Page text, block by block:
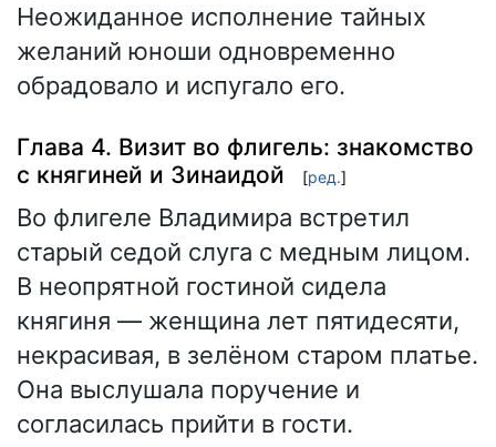
Неожиданное исполнение тайных
желаний юноши одновременно
обрадовало и испугало его.
Глава 4. Визит во флигель: знакомство
с княгиней и Зинаидой
[ред.]
Во флигеле Владимира встретил
старый седой слуга с медным лицом.
В неопрятной гостиной сидела
княгиня — женщина лет пятидесяти,
некрасивая, в зелёном старом платье.
Она выслушала поручение и
согласилась прийти в гости.